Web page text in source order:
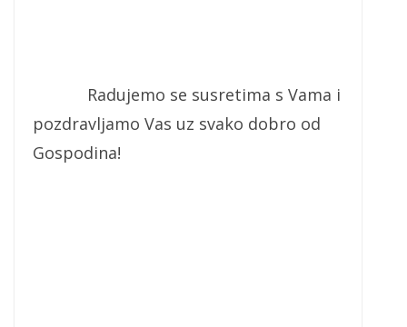
Radujemo se susretima s Vama i
pozdravljamo Vas uz svako dobro od
Gospodina!